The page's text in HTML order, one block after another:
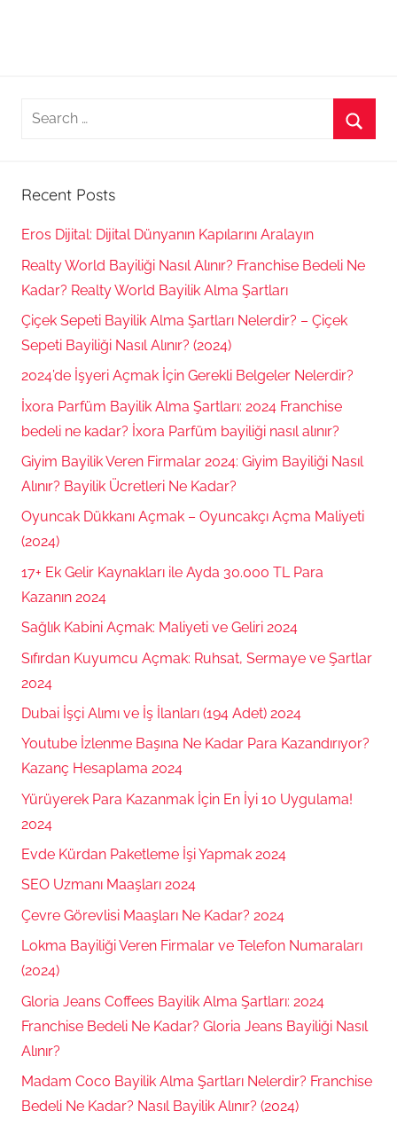
Search
Recent Posts
Eros Dijital: Dijital Dünyanın Kapılarını Aralayın
Realty World Bayiliği Nasıl Alınır? Franchise Bedeli Ne
Kadar? Realty World Bayilik Alma Şartları
Çiçek Sepeti Bayilik Alma Şartları Nelerdir? – Çiçek
Sepeti Bayiliği Nasıl Alınır? (2024)
2024’de İşyeri Açmak İçin Gerekli Belgeler Nelerdir?
İxora Parfüm Bayilik Alma Şartları: 2024 Franchise
bedeli ne kadar? İxora Parfüm bayiliği nasıl alınır?
Giyim Bayilik Veren Firmalar 2024: Giyim Bayiliği Nasıl
Alınır? Bayilik Ücretleri Ne Kadar?
Oyuncak Dükkanı Açmak – Oyuncakçı Açma Maliyeti
(2024)
17+ Ek Gelir Kaynakları ile Ayda 30.000 TL Para
Kazanın 2024
Sağlık Kabini Açmak: Maliyeti ve Geliri 2024
Sıfırdan Kuyumcu Açmak: Ruhsat, Sermaye ve Şartlar
2024
Dubai İşçi Alımı ve İş İlanları (194 Adet) 2024
Youtube İzlenme Başına Ne Kadar Para Kazandırıyor?
Kazanç Hesaplama 2024
Yürüyerek Para Kazanmak İçin En İyi 10 Uygulama!
2024
Evde Kürdan Paketleme İşi Yapmak 2024
SEO Uzmanı Maaşları 2024
Çevre Görevlisi Maaşları Ne Kadar? 2024
Lokma Bayiliği Veren Firmalar ve Telefon Numaraları
(2024)
Gloria Jeans Coffees Bayilik Alma Şartları: 2024
Franchise Bedeli Ne Kadar? Gloria Jeans Bayiliği Nasıl
Alınır?
Madam Coco Bayilik Alma Şartları Nelerdir? Franchise
Bedeli Ne Kadar? Nasıl Bayilik Alınır? (2024)